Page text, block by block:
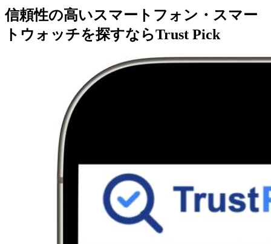
信頼性の高いスマートフォン・スマー
トウォッチを探すならTrust Pick